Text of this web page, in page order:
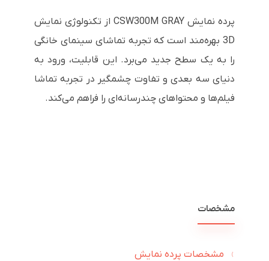
پرده نمایش CSW300M GRAY از تکنولوژی نمایش
3D بهره‌مند است که تجربه تماشای سینمای خانگی
را به یک سطح جدید می‌برد. این قابلیت، ورود به
دنیای سه بعدی و تفاوت چشمگیر در تجربه تماشا
فیلم‌ها و محتواهای چندرسانه‌ای را فراهم می‌کند.
مشخصات
مشخصات پرده نمایش